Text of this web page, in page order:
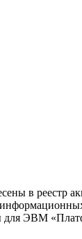
в реестр
для ЭВМ